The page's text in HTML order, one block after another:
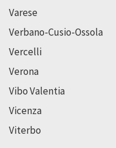
Varese
Verbano-Cusio-Ossola
Vercelli
Verona
Vibo Valentia
Vicenza
Viterbo